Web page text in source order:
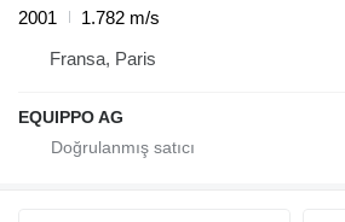
2001
1.782 m/s
Fransa, Paris
EQUIPPO AG